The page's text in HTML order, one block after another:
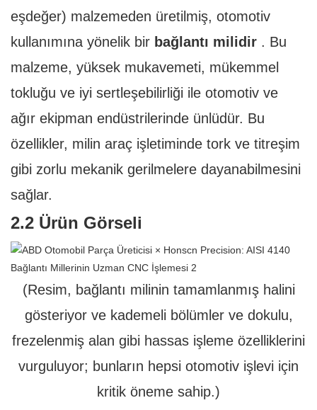
eşdeğer) malzemeden üretilmiş, otomotiv
kullanımına yönelik bir bağlantı milidir . Bu
malzeme, yüksek mukavemeti, mükemmel
tokluğu ve iyi sertleşebilirliği ile otomotiv ve
ağır ekipman endüstrilerinde ünlüdür. Bu
özellikler, milin araç işletiminde tork ve titreşim
gibi zorlu mekanik gerilmelere dayanabilmesini
sağlar.
2.2 Ürün Görseli
(Resim, bağlantı milinin tamamlanmış halini
gösteriyor ve kademeli bölümler ve dokulu,
frezelenmiş alan gibi hassas işleme özelliklerini
vurguluyor; bunların hepsi otomotiv işlevi için
kritik öneme sahip.)